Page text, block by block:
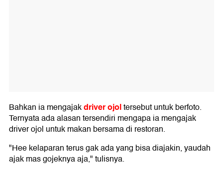
Bahkan ia mengajakdriver ojoltersebut untuk berfoto.
Ternyata ada alasan tersendiri mengapa ia mengajak
driver ojol untuk makan bersama di restoran.
"Hee kelaparan terus gak ada yang bisa diajakin, yaudah
ajak mas gojeknya aja," tulisnya.